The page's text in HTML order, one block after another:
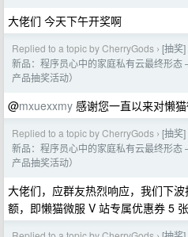
大佬们 今天下午开奖啊
Replied to a topic by CherryGods › [抽奖
新品：程序员心中的家庭私有云最终形
产品抽奖活动）
@mxuexxmy 感谢您一直以来对懒猫
Replied to a topic by CherryGods › [抽奖
新品：程序员心中的家庭私有云最终形
产品抽奖活动）
大佬们，应群友热烈响应，我们下
额，即懒猫微服 V 站专属优惠券 5